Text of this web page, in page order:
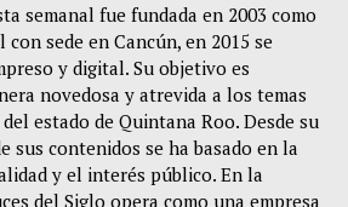
semanal fue fundada en 2003 como
sede en Cancún, en 2015 se
y digital. Su objetivo es
novedosa y atrevida a los temas
estado de Quintana Roo. Desde su
sus contenidos se ha basado en la
y el interés público. En la
del Siglo opera como una empresa